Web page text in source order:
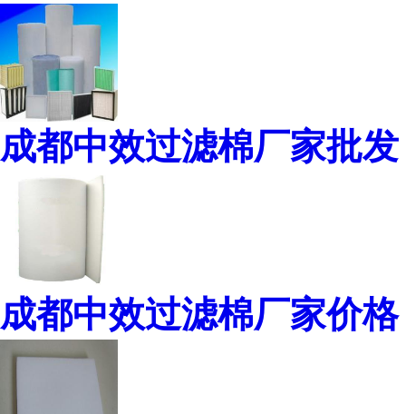
成都中效过滤棉厂家批发
成都中效过滤棉厂家价格